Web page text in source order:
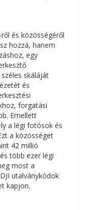
és közösségéről
hozzá, hanem
egy
skáláját
és
forgatási
Emellett
a légi fotósok és
a közösséget
42 millió
több ezer légi
most a
utalványkódok
kapjon.